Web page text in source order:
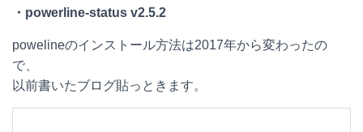
・powerline-status v2.5.2
powelineのインストール方法は2017年から変わったの
で、
以前書いたブログ貼っときます。